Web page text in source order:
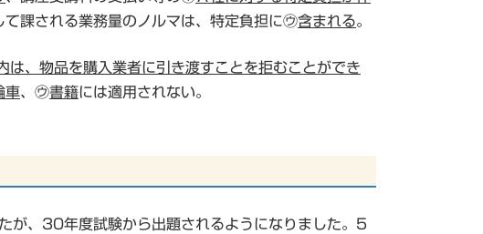
課される業務量のノルマは、特定負担に㋒含まれる。
は、物品を購入業者に引き渡すことを拒むことができ
車、㋒書籍には適用されない。
が、30年度試験から出題されるようになりました。5